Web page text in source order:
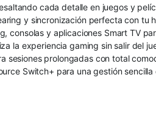
cada detalle en juegos y
y sincronización perfecta con tu
y aplicaciones Smart TV
la experiencia gaming sin salir del
sesiones prolongadas con total
Switch+ para una gestión